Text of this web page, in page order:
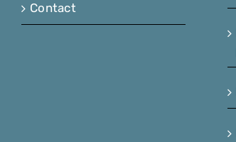
Contact